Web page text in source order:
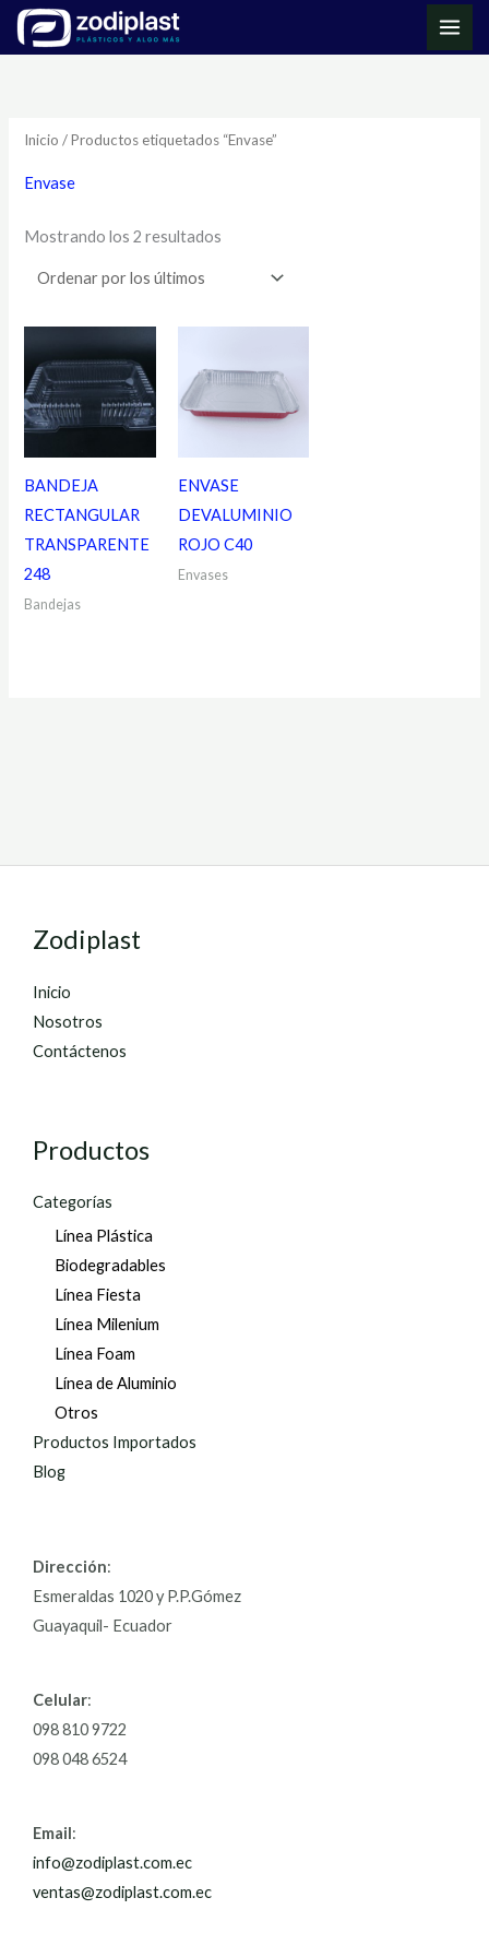
Inicio / Productos etiquetados “Envase”
Envase
Mostrando los 2 resultados
Ordenado
BANDEJA
RECTANGULAR
TRANSPARENTE
248
Bandejas
ENVASE
DEVALUMINIO
ROJO C40
Envases
Zodiplast
Inicio
Nosotros
Contáctenos
Productos
Categorías
Línea Plástica
Biodegradables
Línea Fiesta
Línea Milenium
Línea Foam
Línea de Aluminio
Otros
Productos Importados
Blog
Dirección:
Esmeraldas 1020 y P.P.Gómez
Guayaquil- Ecuador
Celular:
098 810 9722
098 048 6524
Email:
info@zodiplast.com.ec
ventas@zodiplast.com.ec